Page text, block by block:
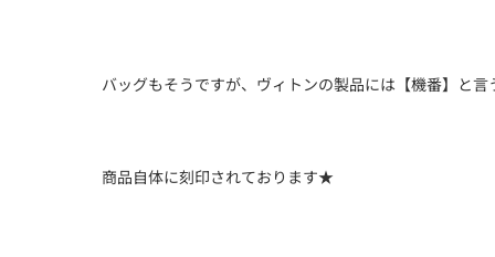
バッグもそうですが、ヴィトンの製品には【機番】と言
商品自体に刻印されております★